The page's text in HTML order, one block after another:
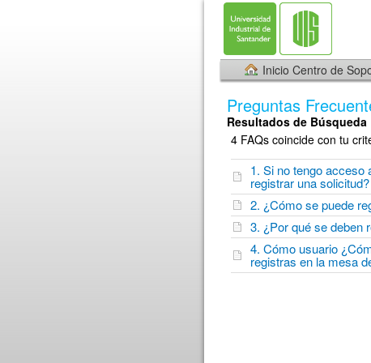
Inicio Centro de
Preguntas
Resultados de Búsqueda
4 FAQs coincide con tu
1. Si no tengo acceso
registrar una solicitud?
2. ¿Cómo se puede
3. ¿Por qué se deben
4. Cómo usuario
registras en la mesa